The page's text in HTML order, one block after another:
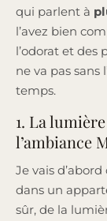
qui parlent à
l’avez bien
l’odorat et des
ne va pas sans
temps.
1. La
l’ambiance
Je vais
dans un
sûr, de la